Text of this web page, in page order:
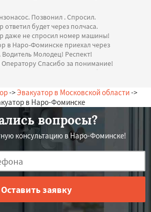
Позвонил . Спросил.
ответил будет через полчаса.
даже не спросил номер машины!
в Наро-Фоминске приехал через
Водитель Молодец! Респект!
Спасибо за понимание!
адекватная. Большое спасибо за
— А. Игоревна, 11.07.2026
Наро-Фоминск, Советская, 11
->Эвакуатор в Московской области->
в Наро-Фоминске
вопросы?
консультацию в Наро-Фоминске!